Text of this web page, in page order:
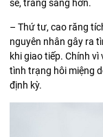
sẽ, trắng sáng hơn.
– Thứ tư, cao răng
nguyên nhân gây ra
khi giao tiếp. Chính
tình trạng hôi miệng
định kỳ.